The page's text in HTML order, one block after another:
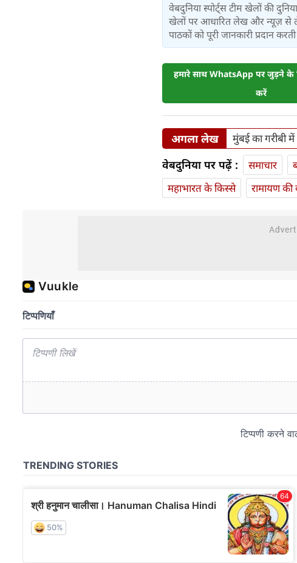
वेबदुनिया स्पोर्ट्स टीम खेलों की
खेलों पर आधारित लेख और न्यूज़ से
पाठकों को पूरी जानकारी प्रदान
हमारे साथ WhatsApp पर जुड़ने के
करें
अगला लेख मुंबई का
वेबदुनिया पर पढ़ें : समाचार
महाभारत के किस्से
रामायण की